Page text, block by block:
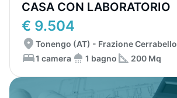
CASA CON LABORATORIO
€ 9.504
Tonengo (AT) - Frazione Cerrabello
1 camera
1 bagno 200 Mq